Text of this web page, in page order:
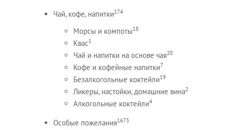
Чай, кофе, напитки174
Морсы и компоты18
Квас1
Чай и напитки на основе чая20
Кофе и кофейные напитки7
Безалкогольные коктейли19
Ликеры, настойки, домашние вина2
Алкогольные коктейли4
Особые пожелания1673